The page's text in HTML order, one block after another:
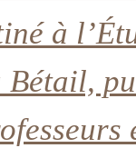
à
Bétail,